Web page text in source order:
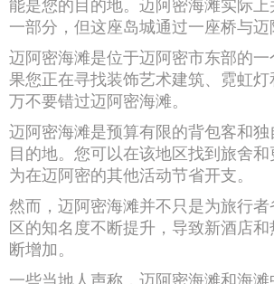
能是您的目的地。迈阿密海滩实际
一部分，但这座岛城通过一座桥与迈
迈阿密海滩是位于迈阿密市东部的
果您正在寻找装饰艺术建筑、霓虹
万不要错过迈阿密海滩。
迈阿密海滩是预算有限的背包客和
目的地。您可以在该地区找到旅舍和
为在迈阿密的其他活动节省开支。
然而，迈阿密海滩并不只是为旅行
区的知名度不断提升，导致新酒店
断增加。
一些当地人声称，迈阿密海滩和海